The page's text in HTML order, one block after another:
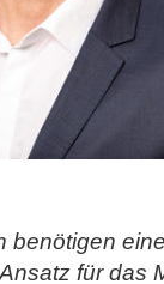
benötigen
für das